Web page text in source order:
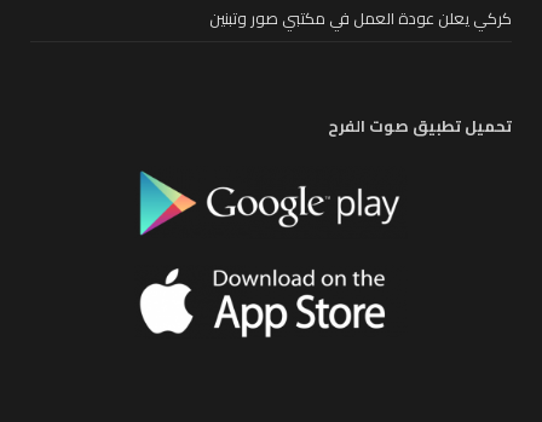
كركي يعلن عودة العمل في مكتبي صور وتبنين
تحميل تطبيق صوت الفرح